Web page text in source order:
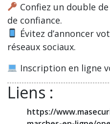
Confiez un double
de confiance.
Évitez d’annoncer
réseaux sociaux.
Inscription en ligne
Liens :
https://